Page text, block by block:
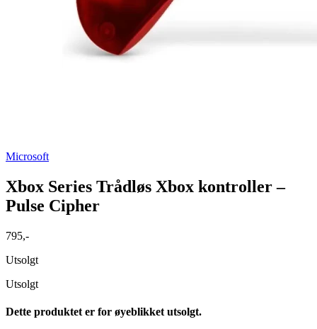
Microsoft
Xbox Series Trådløs Xbox kontroller –
Pulse Cipher
795,-
Utsolgt
Utsolgt
Dette produktet er for øyeblikket utsolgt.